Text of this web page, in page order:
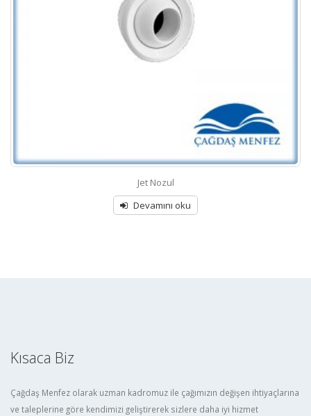
Jet Nozul
Devamını oku
Kısaca Biz
Çağdaş Menfez olarak uzman kadromuz ile çağımızın değişen ihtiyaçlarına
ve taleplerine göre kendimizi geliştirerek sizlere daha iyi hizmet